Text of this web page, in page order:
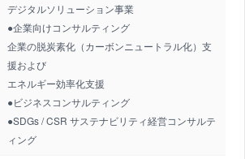
デジタルソリューション事業
●企業向けコンサルティング
企業の脱炭素化（カーボンニュートラル化）支
援および
エネルギー効率化支援
●ビジネスコンサルティング
●SDGs / CSR サステナビリティ経営コンサルテ
ィング